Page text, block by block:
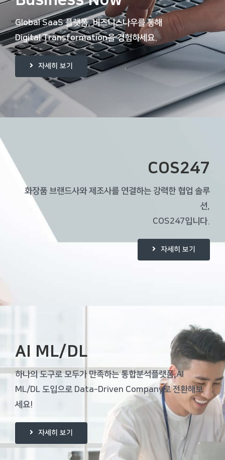
Global SaaS 플랫폼,비즈니스나우를 통해
Digital Transformation을 경험하세요.
자세히 보기
COS247
화장품 브랜드사와 제조사를 연결하는 강력한 협업 솔루
션,
COS247입니다.
자세히 보기
AI ML/DL
하나의 도구로 모두가 만족하는 통합분석플랫폼,AI
ML/DL 도입으로 Data-Driven Company로 전환해보
세요!
자세히 보기